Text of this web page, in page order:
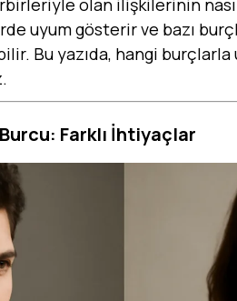
uyum gösterir ve bazı
Bu yazıda, hangi
Farklı İhtiyaçlar